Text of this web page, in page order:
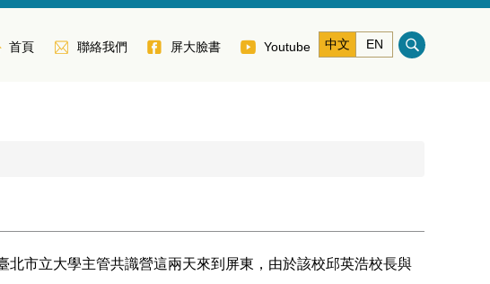
首頁 聯絡我們 屏大臉書 Youtube 中文 EN
北市立大學主管共識營這兩天來到屏東，由於該校邱英浩校長與